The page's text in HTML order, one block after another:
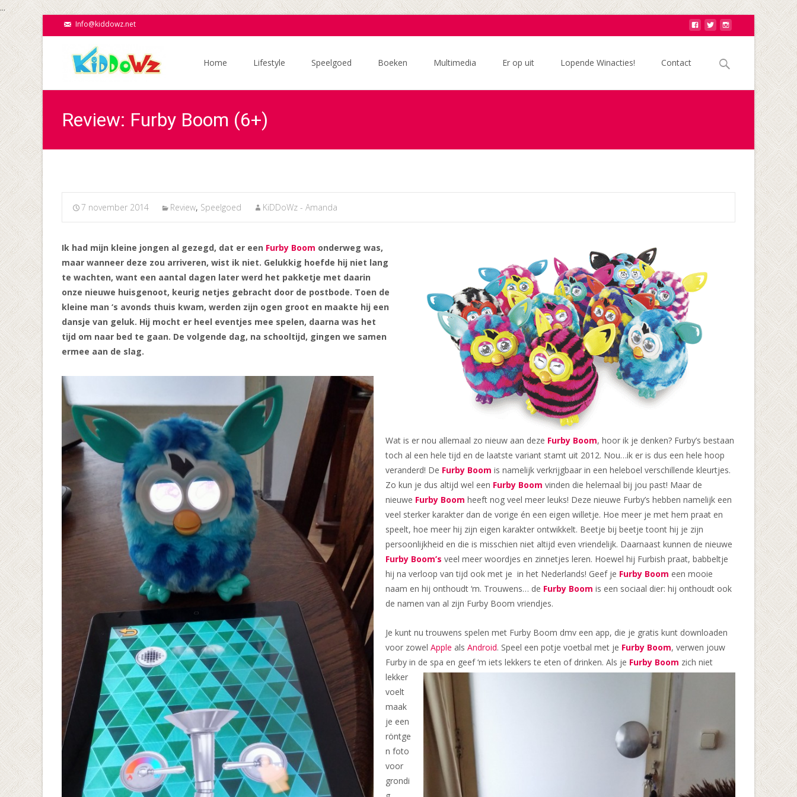
...
Info@kiddowz.net
naar
inhoud
Home Lifestyle Speelgoed Boeken Multimedia Er op uit Lopende Winacties! Contact
Zoek
naar:
Review: Furby Boom (6+)
7 november 2014 Review, Speelgoed KiDDoWz - Amanda
Ik had mijn kleine jongen al gezegd, dat er een Furby Boom onderweg was,
maar wanneer deze zou arriveren, wist ik niet. Gelukkig hoefde hij niet lang
te wachten, want een aantal dagen later werd het pakketje met daarin
onze nieuwe huisgenoot, keurig netjes gebracht door de postbode. Toen de
kleine man ‘s avonds thuis kwam, werden zijn ogen groot en maakte hij een
dansje van geluk. Hij mocht er heel eventjes mee spelen, daarna was het
tijd om naar bed te gaan. De volgende dag, na schooltijd, gingen we samen
ermee aan de slag.
Wat is er nou allemaal zo nieuw aan deze Furby Boom, hoor ik je denken? Furby’s bestaan
toch al een hele tijd en de laatste variant stamt uit 2012. Nou…ik er is dus een hele hoop
veranderd! De Furby Boom is namelijk verkrijgbaar in een heleboel verschillende kleurtjes.
Zo kun je dus altijd wel een Furby Boom vinden die helemaal bij jou past! Maar de
nieuwe Furby Boom heeft nog veel meer leuks! Deze nieuwe Furby’s hebben namelijk een
veel sterker karakter dan de vorige én een eigen willetje. Hoe meer je met hem praat en
speelt, hoe meer hij zijn eigen karakter ontwikkelt. Beetje bij beetje toont hij je zijn
persoonlijkheid en die is misschien niet altijd even vriendelijk. Daarnaast kunnen de nieuwe
Furby Boom’s veel meer woordjes en zinnetjes leren. Hoewel hij Furbish praat, babbeltje
hij na verloop van tijd ook met je in het Nederlands! Geef je Furby Boom een mooie
naam en hij onthoudt ‘m. Trouwens… de Furby Boom is een sociaal dier: hij onthoudt ook
de namen van al zijn Furby Boom vriendjes.
Je kunt nu trouwens spelen met Furby Boom dmv een app, die je gratis kunt downloaden
voor zowel Apple als Android. Speel een potje voetbal met je Furby Boom, verwen jouw
Furby in de spa en geef ‘m iets lekkers te eten of drinken. Als je Furby Boom zich niet
lekker
voelt
maak
je een
röntge
n foto
voor
grondi